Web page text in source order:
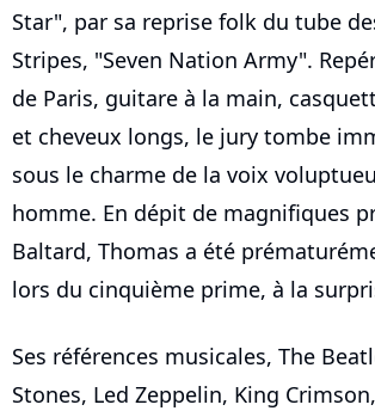
Star", par sa reprise folk du tube
Stripes, "Seven Nation Army".
de Paris, guitare à la main,
et cheveux longs, le jury tombe
sous le charme de la voix
homme. En dépit de magnifiques
Baltard, Thomas a été
lors du cinquième prime, à la
Ses références musicales, The
Stones, Led Zeppelin, King